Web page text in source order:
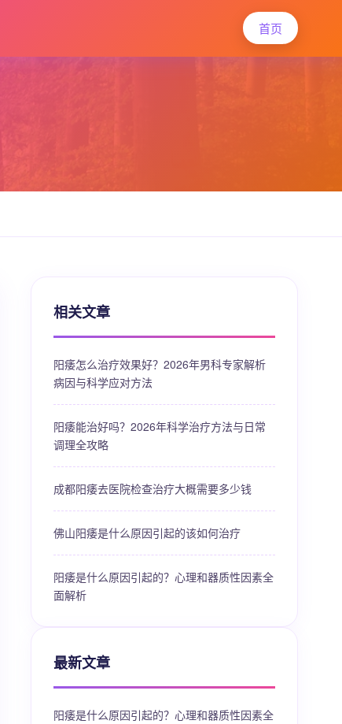
首页
相关文章
阳痿怎么治疗效果好？2026年男科专家解析
病因与科学应对方法
阳痿能治好吗？2026年科学治疗方法与日常
调理全攻略
成都阳痿去医院检查治疗大概需要多少钱
佛山阳痿是什么原因引起的该如何治疗
阳痿是什么原因引起的？心理和器质性因素全
面解析
最新文章
阳痿是什么原因引起的？心理和器质性因素全